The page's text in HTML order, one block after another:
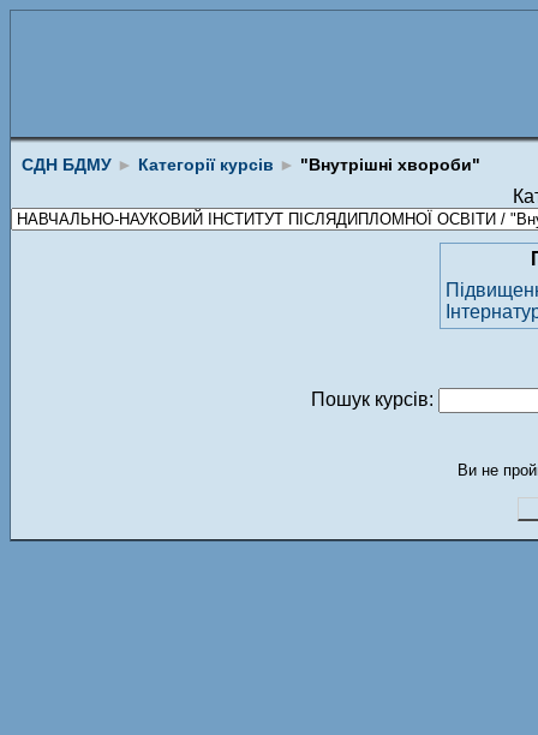
СДН БДМУ ► Категорії курсів ► "Внутрішні хвороби"
Пошук курсів:
Ви не